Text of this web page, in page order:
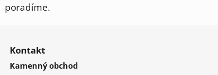
poradíme.
Kontakt
Kamenný obchod